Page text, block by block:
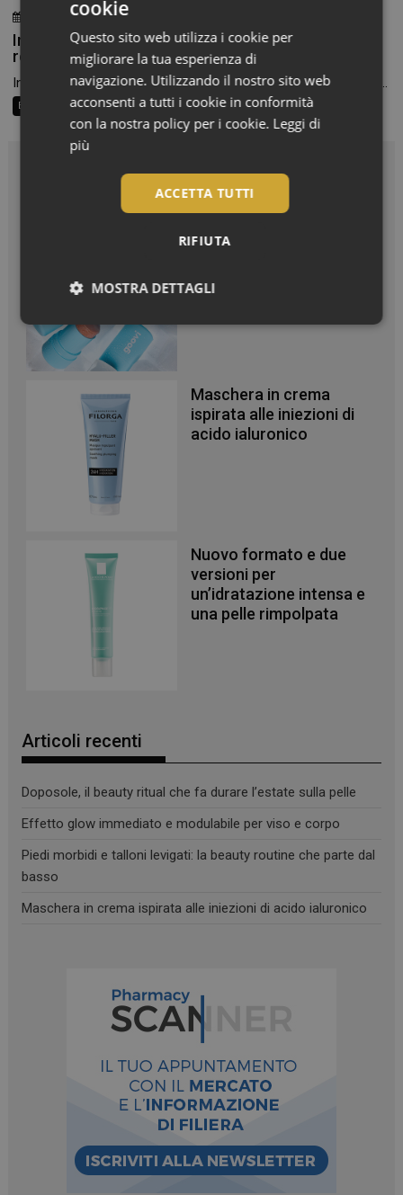
24 Luglio 2026 Chiara Verlato
Integratori per pelle e capelli in estate: la beauty
routine passa anche dalla farmacia
In estate cambiamo texture, scegliamo cosmetici più leggeri e...
Beauty Trend Consigli al banco Farma Social Connect
Effetto glow immediato e
Maschera in crema
ispirata alle iniezioni di
acido ialuronico
Nuovo formato e due
versioni per
un’idratazione intensa e
una pelle rimpolpata
Articoli recenti
Doposole, il beauty ritual che fa durare l’estate sulla pelle
Effetto glow immediato e modulabile per viso e corpo
Piedi morbidi e talloni levigati: la beauty routine che parte dal
basso
Maschera in crema ispirata alle iniezioni di acido ialuronico
cookie
Questo sito web utilizza i cookie per
migliorare la tua esperienza di
navigazione. Utilizzando il nostro sito web
acconsenti a tutti i cookie in conformità
con la nostra policy per i cookie. Leggi di
più
ACCETTA TUTTI
RIFIUTA
MOSTRA DETTAGLI
Necessari
I cookie necessari contribuiscono a rendere fruibile il
sito web abilitandone funzionalità di base quali la
NOME
FORNITORE/DOMINIO
PHP.net
.www.panoramacosmetico.it
Sessione